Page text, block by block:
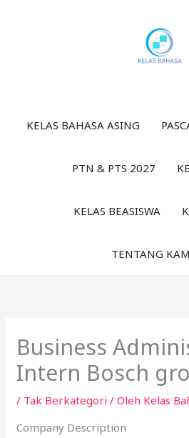
KELAS BAHASA ASING
PTN & PTS 2027
KELAS BEASISWA
TENTANG
Business
Intern Bosch
/ Tak Berkategori / Oleh Kelas
Company Description